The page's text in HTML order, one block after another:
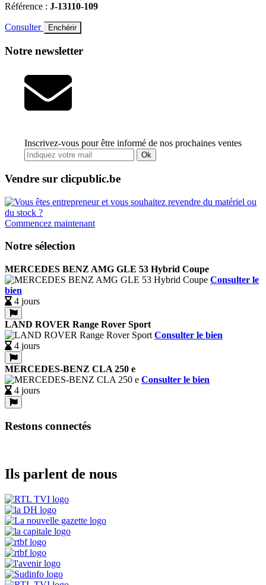
Référence : J-13110-109
Consulter Enchérir
Notre newsletter
Inscrivez-vous pour être informé de nos prochaines ventes
Ok
Vendre sur clicpublic.be
Commencez maintenant
Notre sélection
MERCEDES BENZ AMG GLE 53 Hybrid Coupe
Consulter le
bien
4 jours
LAND ROVER Range Rover Sport
Consulter le bien
4 jours
MERCEDES-BENZ CLA 250 e
Consulter le bien
4 jours
Restons connectés
Ils parlent de nous